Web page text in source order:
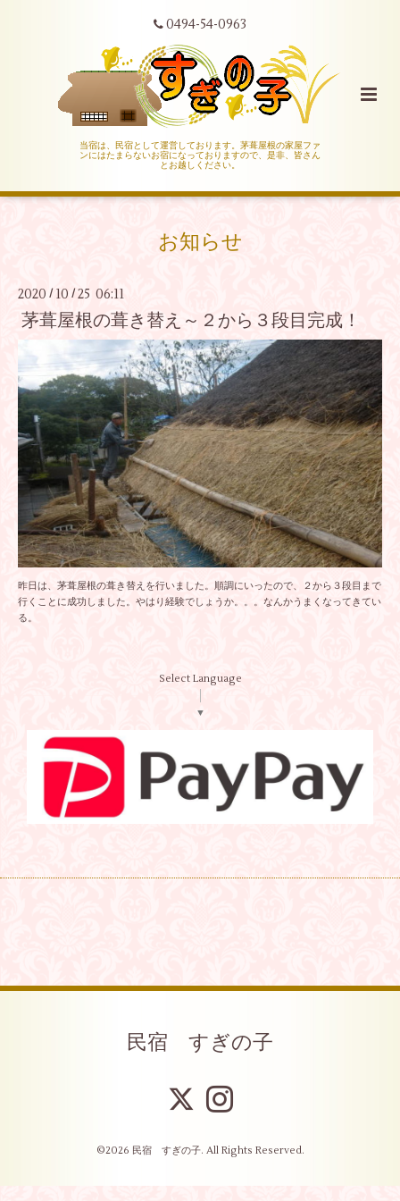
0494-54-0963
当宿は、民宿として運営しております。茅葺屋根の家屋ファ
ンにはたまらないお宿になっておりますので、是非、皆さん
とお越しください。
お知らせ
2020 / 10 /25 06:11
茅葺屋根の葺き替え～２から３段目完成！
昨日は、茅葺屋根の葺き替えを行いました。順調にいったので、２から３段目まで
行くことに成功しました。やはり経験でしょうか。。。なんかうまくなってきてい
る。
Select Language
▼
民宿 すぎの子
©2026 民宿 すぎの子. All Rights Reserved.